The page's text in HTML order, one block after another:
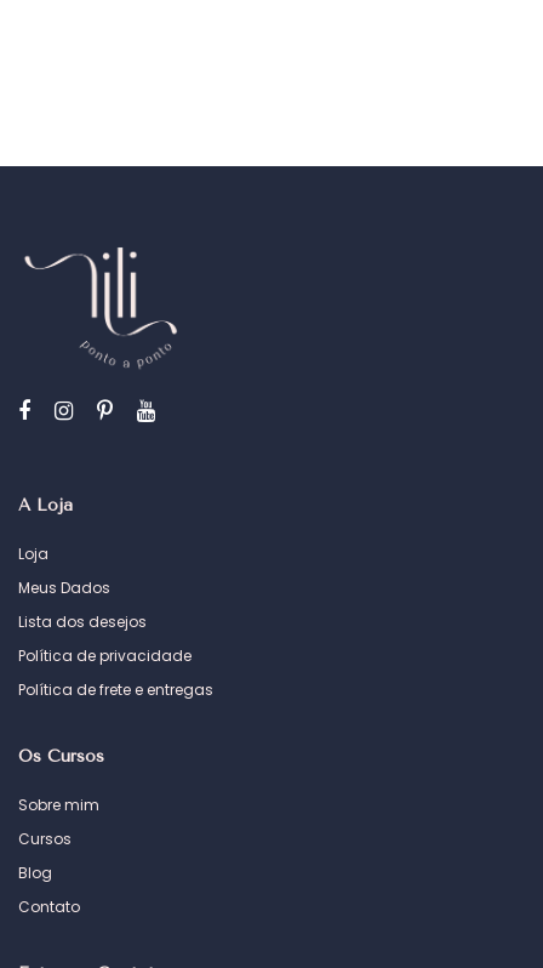
A Loja
Loja
Meus Dados
Lista dos desejos
Política de privacidade
Política de frete e entregas
Os Cursos
Sobre mim
Cursos
Blog
Contato